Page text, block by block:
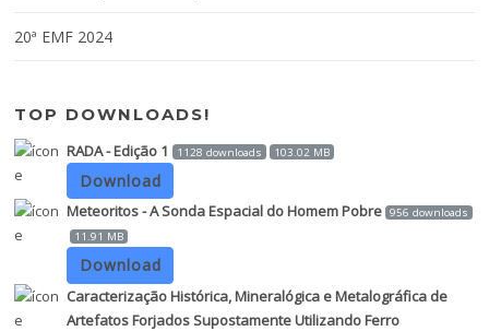
20ª EMF 2024
TOP DOWNLOADS!
RADA - Edição 1 1128 downloads 103.02 MB
Download
Meteoritos - A Sonda Espacial do Homem Pobre 956 downloads
11.91 MB
Download
Caracterização Histórica, Mineralógica e Metalográfica de
Artefatos Forjados Supostamente Utilizando Ferro